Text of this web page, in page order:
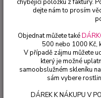
De 8
za kus v 3-
chybějící položku z faktury.
dejte nám to prosím
Objednat můžete také
500 nebo 1000 Kč,
V případě zájmu můžete
který je možné
samoobslužném skleníku
sám vybere
DÁREK K NÁKUPU V